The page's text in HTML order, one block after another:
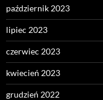
październik 2023
lipiec 2023
czerwiec 2023
kwiecień 2023
grudzień 2022